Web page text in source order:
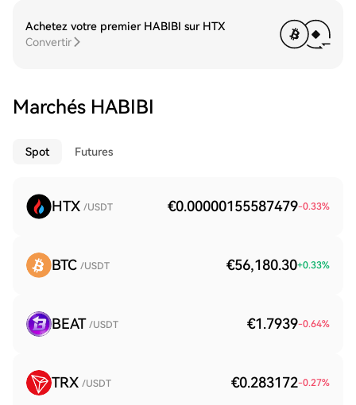
Achetez votre premier HABIBI sur HTX
Convertir
Marchés HABIBI
Spot Futures
HTX /USDT €0.00000155587479-0.33%
BTC /USDT €56,180.30+0.33%
BEAT /USDT €1.7939-0.64%
TRX /USDT €0.283172-0.27%